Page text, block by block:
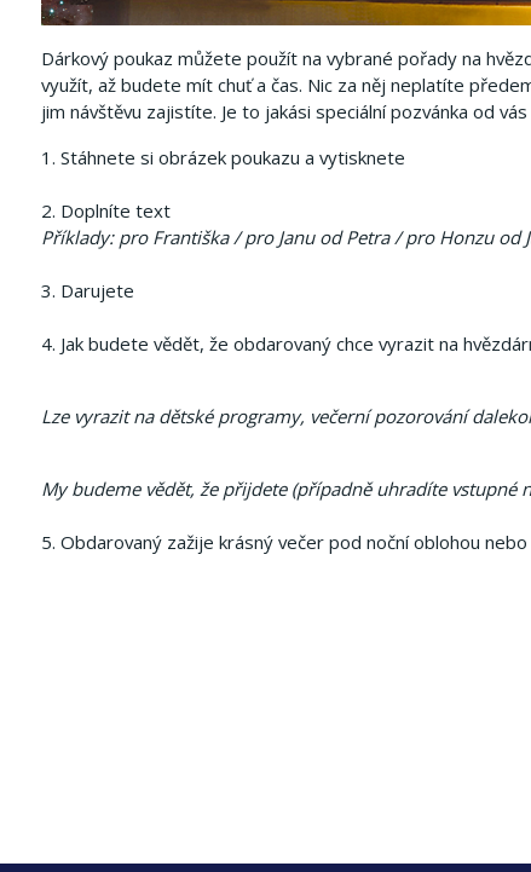
Dárkový poukaz můžete použít na vybrané pořady na
využít, až budete mít chuť a čas. Nic za něj neplatíte
jim návštěvu zajistíte. Je to jakási speciální pozvánka od
1. Stáhnete si obrázek poukazu a vytisknete
2. Doplníte text
Příklady: pro Františka / pro Janu od Petra / pro Honzu
3. Darujete
4. Jak budete vědět, že obdarovaný chce vyrazit na
Lze vyrazit na dětské programy, večerní pozorování
My budeme vědět, že přijdete (případně uhradíte vstupné
5. Obdarovaný zažije krásný večer pod noční oblohou